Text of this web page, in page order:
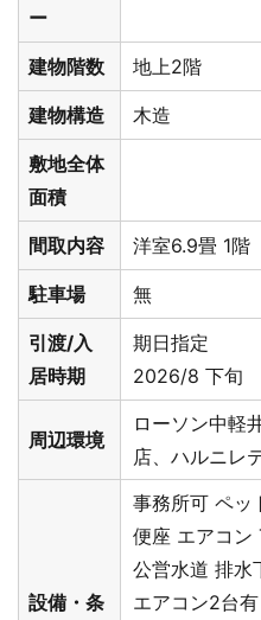
ー
建物階数 地上2階
建物構造 木造
敷地全体
面積
間取内容 洋室6.9畳
駐車場 無
引渡/入
居時期
期日指定
2026/8 下旬
周辺環境
ローソン中軽
店、ハルニレ
設備・条
事務所可 ペッ
便座 エアコン
公営水道 排水
エアコン2台有